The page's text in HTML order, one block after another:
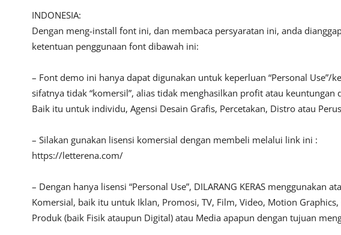
INDONESIA:
Dengan meng-install font ini, dan membaca persyaratan ini, anda
ketentuan penggunaan font dibawah ini:
– Font demo ini hanya dapat digunakan untuk keperluan “Personal
sifatnya tidak “komersil”, alias tidak menghasilkan profit atau
Baik itu untuk individu, Agensi Desain Grafis, Percetakan, Distro atau
– Silakan gunakan lisensi komersial dengan membeli melalui link ini :
https://letterena.com/
– Dengan hanya lisensi “Personal Use”, DILARANG KERAS
Komersial, baik itu untuk Iklan, Promosi, TV, Film, Video, Motion
Produk (baik Fisik ataupun Digital) atau Media apapun dengan tujuan